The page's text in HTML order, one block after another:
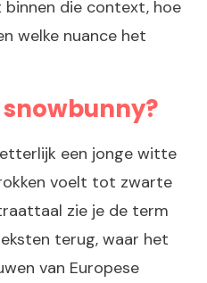
binnen die context, hoe
welke nuance het
een jonge witte
voelt tot zwarte
zie je de term
terug, waar het
van Europese